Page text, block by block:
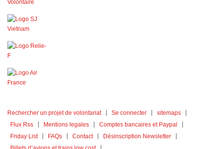
Rechercher un projet de volontariat Se connecter
sitemaps
Flux Rss
Mentions legales
Comptes bancaires et Paypal
Friday List
FAQs Contact
Désinscription Newsletter